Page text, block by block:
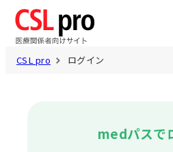
CSL pro ログイン
medパスで